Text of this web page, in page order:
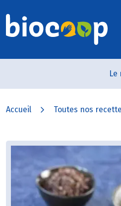
Le
Accueil Toutes nos